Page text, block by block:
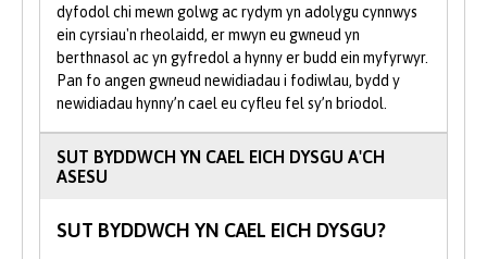
o samplu'r gymuned bryfed mewn coedwig
law hynafol Gymreig neu astudio adar ac
anifeiliaid ysglyfaethus ym mynyddoedd
Eryri. Gallech ganfod eich hun yn meintioli
rhyngweithio ymddygiadol rhwng pysgod
yn anialwch De-orllewin Gogledd America.
meithrin sgiliau mewn cynllunio arbrofion,
dyfodol chi mewn golwg ac rydym yn adolygu cynnwys
ein cyrsiau'n rheolaidd, er mwyn eu gwneud yn
berthnasol ac yn gyfredol a hynny er budd ein myfyrwyr.
Pan fo angen gwneud newidiadau i fodiwlau, bydd y
newidiadau hynny’n cael eu cyfleu fel sy’n briodol.
SUT BYDDWCH YN CAEL EICH DYSGU A'CH
ASESU
SUT BYDDWCH YN CAEL EICH DYSGU?